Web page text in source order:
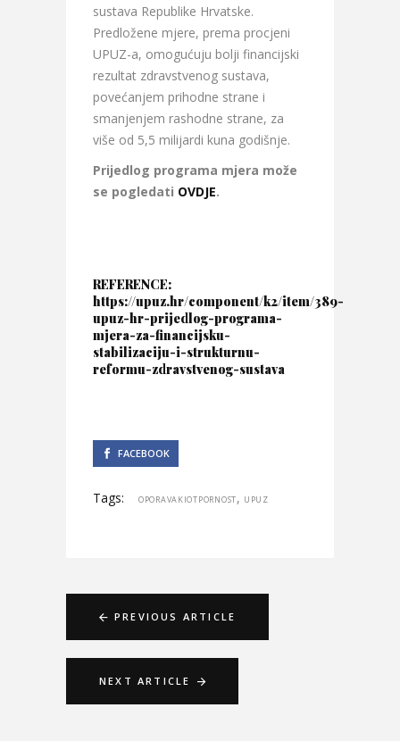
sustava Republike Hrvatske.
Predložene mjere, prema procjeni
UPUZ-a, omogućuju bolji financijski
rezultat zdravstvenog sustava,
povećanjem prihodne strane i
smanjenjem rashodne strane, za
više od 5,5 milijardi kuna godišnje.
Prijedlog programa mjera može
se pogledati OVDJE.
REFERENCE:
https://upuz.hr/component/k2/item/389-
upuz-hr-prijedlog-programa-
mjera-za-financijsku-
stabilizaciju-i-strukturnu-
reformu-zdravstvenog-sustava
FACEBOOK
Tags: OPORAVAKIOTPORNOST, UPUZ
PREVIOUS ARTICLE
NEXT ARTICLE